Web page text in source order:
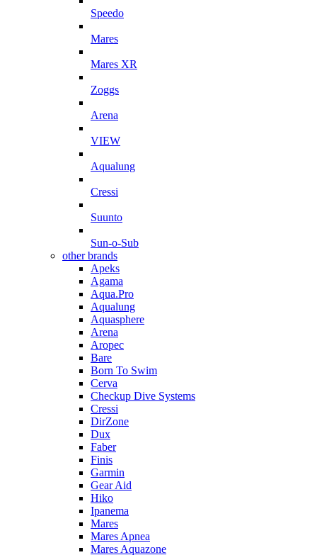
Speedo
Mares
Mares XR
Zoggs
Arena
VIEW
Aqualung
Cressi
Suunto
Sun-o-Sub
other brands
Apeks
Agama
Aqua.Pro
Aqualung
Aquasphere
Arena
Aropec
Bare
Born To Swim
Cerva
Checkup Dive Systems
Cressi
DirZone
Dux
Faber
Finis
Garmin
Gear Aid
Hiko
Ipanema
Mares
Mares Apnea
Mares Aquazone